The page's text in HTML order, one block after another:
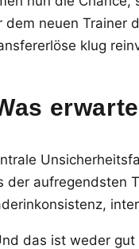
neuen Trainer
klug
der aufregendsten
das ist weder